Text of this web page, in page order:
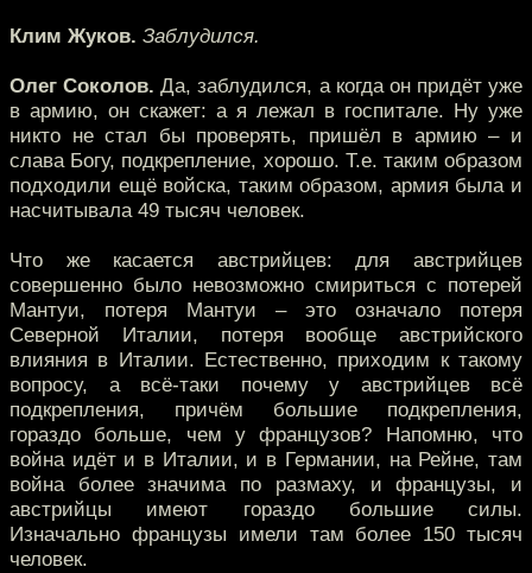
Клим Жуков. Заблудился.
Олег Соколов. Да, заблудился, а когда он придёт уже
в армию, он скажет: а я лежал в госпитале. Ну уже
никто не стал бы проверять, пришёл в армию – и
слава Богу, подкрепление, хорошо. Т.е. таким образом
подходили ещё войска, таким образом, армия была и
насчитывала 49 тысяч человек.
Что же касается австрийцев: для австрийцев
совершенно было невозможно смириться с потерей
Мантуи, потеря Мантуи – это означало потеря
Северной Италии, потеря вообще австрийского
влияния в Италии. Естественно, приходим к такому
вопросу, а всё-таки почему у австрийцев всё
подкрепления, причём большие подкрепления,
гораздо больше, чем у французов? Напомню, что
война идёт и в Италии, и в Германии, на Рейне, там
война более значима по размаху, и французы, и
австрийцы имеют гораздо большие силы.
Изначально французы имели там более 150 тысяч
человек.